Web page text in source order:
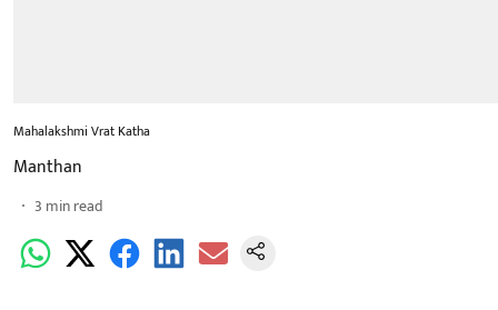
Mahalakshmi Vrat Katha
Manthan
3 min read